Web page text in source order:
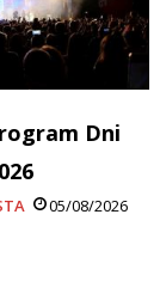
Dni
05/08/2026